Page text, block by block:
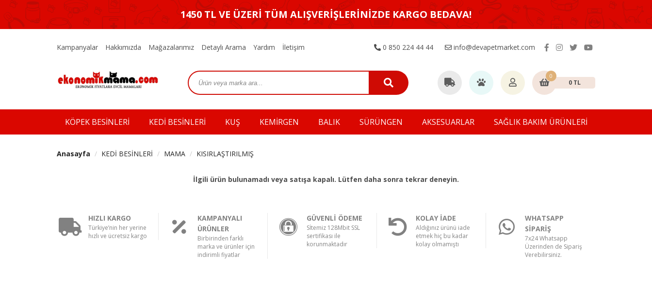
1450 TL VE ÜZERİ TÜM ALIŞVERİŞLERİNİZDE KARGO BEDAVA!
Kampanyalar Hakkımızda Mağazalarımız Detaylı Arama Yardım İletişim 0 850 224 44 44 info@devapetmarket.com
0
0 TL
KÖPEK BESİNLERİ KEDİ BESİNLERİ KUŞ KEMİRGEN BALIK SÜRÜNGEN AKSESUARLAR SAĞLIK BAKIM ÜRÜNLERİ
Anasayfa KEDİ BESİNLERİ MAMA KISIRLAŞTIRILMIŞ
İlgili ürün bulunamadı veya satışa kapalı. Lütfen daha sonra tekrar deneyin.
HIZLI KARGO
Türkiye’nin her yerine
hızlı ve ücretsiz kargo
KAMPANYALI
ÜRÜNLER
Birbirinden farklı
marka ve ürünler için
indirimli fiyatlar
GÜVENLİ ÖDEME
Sİtemiz 128Mbit SSL
sertifikası ile
korunmaktadır
KOLAY İADE
Aldığınız ürünü iade
etmek hiç bu kadar
kolay olmamıştı
WHATSAPP
SİPARİŞ
7x24 Whatsapp
Üzerinden de Sipariş
Verebilirsiniz.